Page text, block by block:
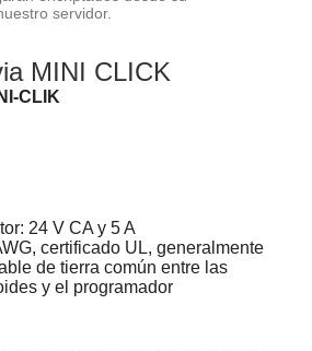
servidor.
MINI CLICK
CLIK
24 V CA y 5 A
certificado UL, generalmente
de tierra común entre las
y el programador